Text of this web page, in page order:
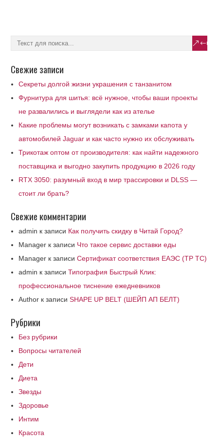
Свежие записи
Секреты долгой жизни украшения с танзанитом
Фурнитура для шитья: всё нужное, чтобы ваши проекты
не развалились и выглядели как из ателье
Какие проблемы могут возникать с замками капота у
автомобилей Jaguar и как часто нужно их обслуживать
Трикотаж оптом от производителя: как найти надежного
поставщика и выгодно закупить продукцию в 2026 году
RTX 3050: разумный вход в мир трассировки и DLSS —
стоит ли брать?
Свежие комментарии
admin к записи Как получить скидку в Читай Город?
Manager к записи Что такое сервис доставки еды
Manager к записиСертификат соответствия ЕАЭС (ТР ТС)
admin к записиТипография Быстрый Клик:
профессиональное тиснение ежедневников
Author к записиSHAPE UP BELT (ШЕЙП АП БЕЛТ)
Рубрики
Без рубрики
Вопросы читателей
Дети
Диета
Звезды
Здоровье
Интим
Красота